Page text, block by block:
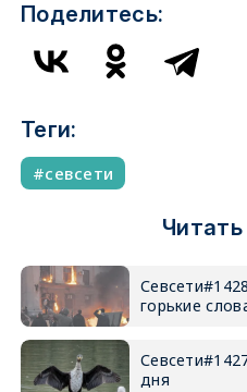
Поделитесь:
Теги:
севсети
горькие
дня